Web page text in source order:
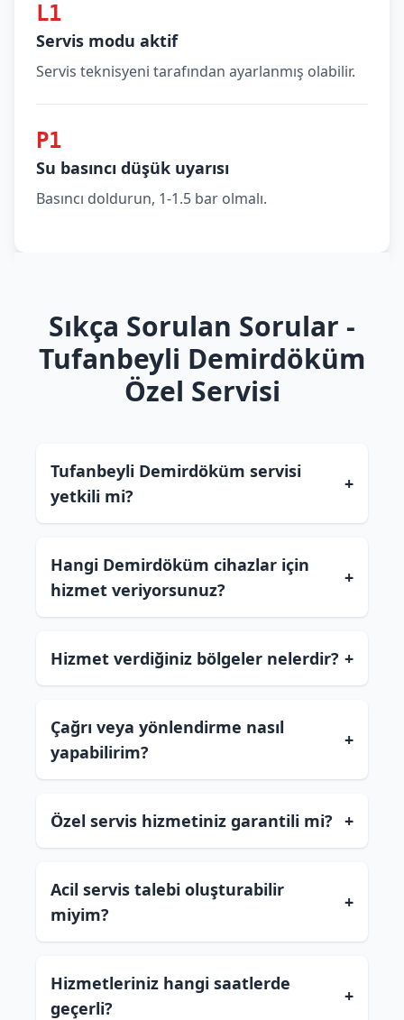
L1
Servis modu aktif
Servis teknisyeni tarafından ayarlanmış olabilir.
P1
Su basıncı düşük uyarısı
Basıncı doldurun, 1-1.5 bar olmalı.
Sıkça Sorulan Sorular -
Tufanbeyli Demirdöküm
Özel Servisi
Tufanbeyli Demirdöküm servisi
yetkili mi?
+
Hangi Demirdöküm cihazlar için
hizmet veriyorsunuz?
+
Hizmet verdiğiniz bölgeler nelerdir? +
Çağrı veya yönlendirme nasıl
yapabilirim?
+
Özel servis hizmetiniz garantili mi? +
Acil servis talebi oluşturabilir
miyim?
+
Hizmetleriniz hangi saatlerde
geçerli?
+